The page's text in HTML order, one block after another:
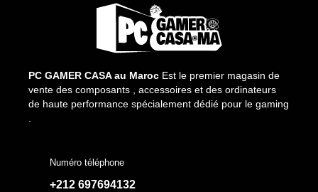
PC GAMER CASA au Maroc Est le premier magasin de
vente des composants , accessoires et des ordinateurs
de haute performance spécialement dédié pour le gaming
Numéro téléphone
+212 697694132